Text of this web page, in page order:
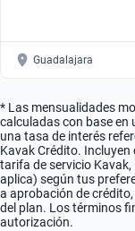
Guadalajara
* Las mensualidades
calculadas con base en
una tasa de interés
Kavak Crédito.
tarifa de servicio
aplica) según tus
a aprobación de
del plan. Los términos
autorización.